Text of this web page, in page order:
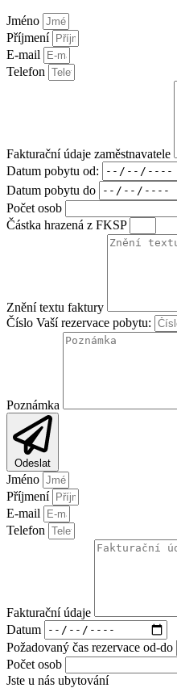
Jméno
Příjmení
E-mail
Telefon
Fakturační údaje zaměstnavatele
Datum pobytu od:
Datum pobytu do
Počet osob
Částka hrazená z FKSP
Znění textu faktury
Číslo Vaší rezervace pobytu:
Poznámka
Odeslat
Jméno
Příjmení
E-mail
Telefon
Fakturační údaje
Datum
Požadovaný čas rezervace od-do
Počet osob
Jste u nás ubytování